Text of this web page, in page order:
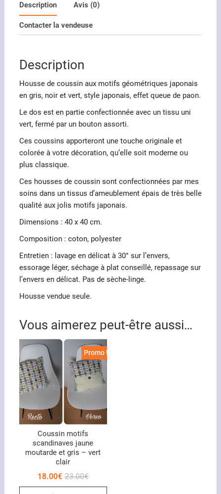
Description Avis (0)
Contacter la vendeuse
Description
Housse de coussin aux motifs géométriques japonais
en gris, noir et vert, style japonais, effet queue de paon.
Le dos est en partie confectionnée avec un tissu uni
vert, fermé par un bouton assorti.
Ces coussins apporteront une touche originale et
colorée à votre décoration, qu’elle soit moderne ou
plus classique.
Ces housses de coussin sont confectionnées par mes
soins dans un tissus d’ameublement épais de très belle
qualité aux jolis motifs japonais.
Dimensions : 40 x 40 cm.
Composition : coton, polyester
Entretien : lavage en délicat à 30° sur l’envers,
essorage léger, séchage à plat conseillé, repassage sur
l’envers en délicat. Pas de sèche-linge.
Housse vendue seule.
Vous aimerez peut-être aussi…
Promo !
Coussin motifs
scandinaves jaune
moutarde et gris – vert
clair
23.00€Le
18.00€
Le